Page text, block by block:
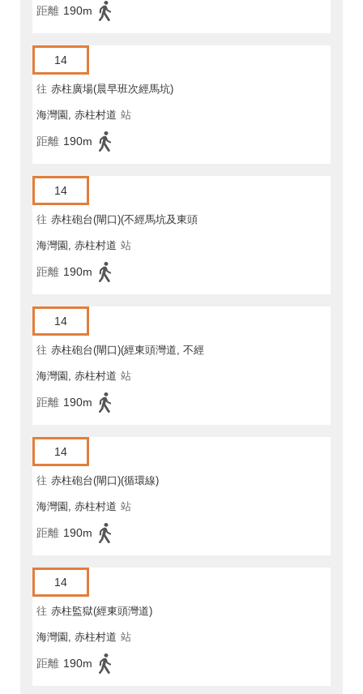
距離 190m
14
往 赤柱廣場(晨早班次經馬坑)
海灣園, 赤柱村道 站
距離 190m
14
往 赤柱砲台(閘口)(不經馬坑及東頭
灣道)
海灣園, 赤柱村道 站
距離 190m
14
往 赤柱砲台(閘口)(經東頭灣道, 不經
馬坑)
海灣園, 赤柱村道 站
距離 190m
14
往 赤柱砲台(閘口)(循環線)
海灣園, 赤柱村道 站
距離 190m
14
往 赤柱監獄(經東頭灣道)
海灣園, 赤柱村道 站
距離 190m